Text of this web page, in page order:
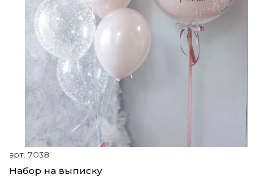
арт. 7038
Набор на выписку